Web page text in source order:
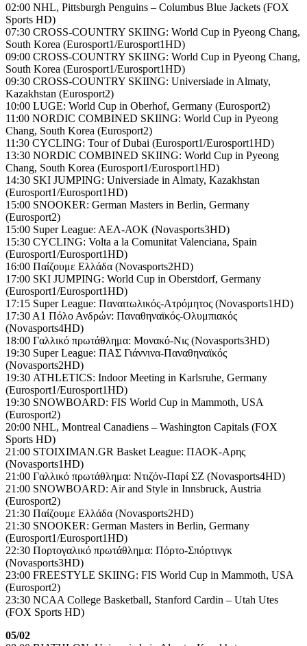
02:00 NHL, Pittsburgh Penguins – Columbus Blue Jackets (FOX
Sports HD)
07:30 CROSS-COUNTRY SKIING: World Cup in Pyeong Chang,
South Korea (Eurosport1/Eurosport1HD)
09:00 CROSS-COUNTRY SKIING: World Cup in Pyeong Chang,
South Korea (Eurosport1/Eurosport1HD)
09:30 CROSS-COUNTRY SKIING: Universiade in Almaty,
Kazakhstan (Eurosport2)
10:00 LUGE: World Cup in Oberhof, Germany (Eurosport2)
11:00 NORDIC COMBINED SKIING: World Cup in Pyeong
Chang, South Korea (Eurosport2)
11:30 CYCLING: Tour of Dubai (Eurosport1/Eurosport1HD)
13:30 NORDIC COMBINED SKIING: World Cup in Pyeong
Chang, South Korea (Eurosport1/Eurosport1HD)
14:30 SKI JUMPING: Universiade in Almaty, Kazakhstan
(Eurosport1/Eurosport1HD)
15:00 SNOOKER: German Masters in Berlin, Germany
(Eurosport2)
15:00 Super League: AΕΛ-ΑΟΚ (Novasports3HD)
15:30 CYCLING: Volta a la Comunitat Valenciana, Spain
(Eurosport1/Eurosport1HD)
16:00 Παίζουμε Ελλάδα (Novasports2HD)
17:00 SKI JUMPING: World Cup in Oberstdorf, Germany
(Eurosport1/Eurosport1HD)
17:15 Super League: Παναιτωλικός-Ατρόμητος (Novasports1HD)
17:30 Α1 Πόλο Ανδρών: Παναθηναϊκός-Ολυμπιακός
(Novasports4HD)
18:00 Γαλλικό πρωτάθλημα: Μονακό-Νις (Novasports3HD)
19:30 Super League: ΠΑΣ Γιάννινα-Παναθηναϊκός
(Novasports2HD)
19:30 ATHLETICS: Indoor Meeting in Karlsruhe, Germany
(Eurosport1/Eurosport1HD)
19:30 SNOWBOARD: FIS World Cup in Mammoth, USA
(Eurosport2)
20:00 NHL, Montreal Canadiens – Washington Capitals (FOX
Sports HD)
21:00 STOIXIMAN.GR Basket League: ΠΑΟΚ-Αρης
(Novasports1HD)
21:00 Γαλλικό πρωτάθλημα: Ντιζόν-Παρί ΣΖ (Novasports4HD)
21:00 SNOWBOARD: Air and Style in Innsbruck, Austria
(Eurosport2)
21:30 Παίζουμε Ελλάδα (Novasports2HD)
21:30 SNOOKER: German Masters in Berlin, Germany
(Eurosport1/Eurosport1HD)
22:30 Πορτογαλικό πρωτάθλημα: Πόρτο-Σπόρτινγκ
(Novasports3HD)
23:00 FREESTYLE SKIING: FIS World Cup in Mammoth, USA
(Eurosport2)
23:30 NCAA College Basketball, Stanford Cardin – Utah Utes
(FOX Sports HD)
05/02